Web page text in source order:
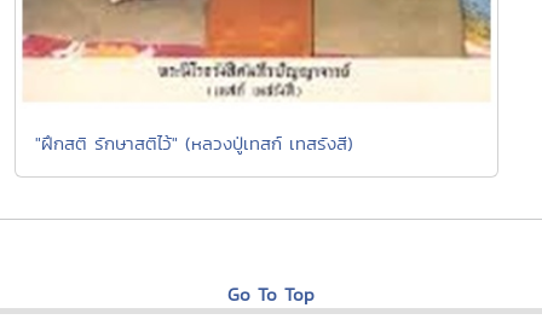
"ฝึกสติ รักษาสติไว้" (หลวงปู่เทสก์ เทสรังสี)
Go To Top